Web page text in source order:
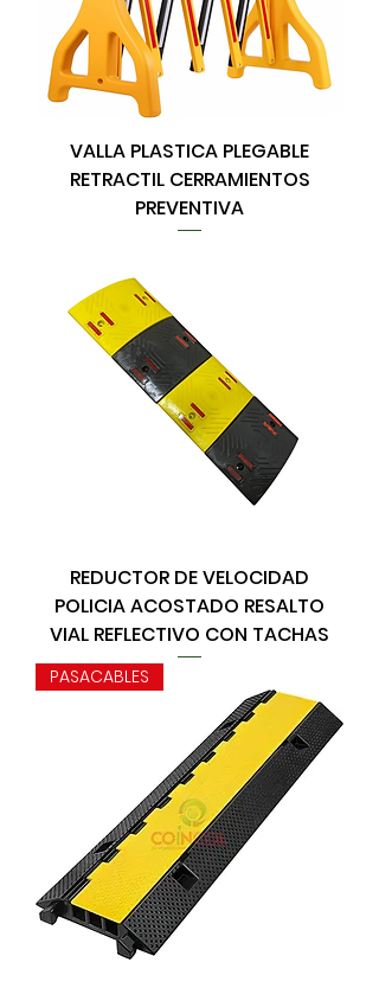
VALLA PLASTICA PLEGABLE
RETRACTIL CERRAMIENTOS
PREVENTIVA
REDUCTOR DE VELOCIDAD
POLICIA ACOSTADO RESALTO
VIAL REFLECTIVO CON TACHAS
PASACABLES